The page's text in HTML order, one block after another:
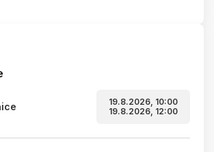
19.8.2026, 10:00
19.8.2026, 12:00